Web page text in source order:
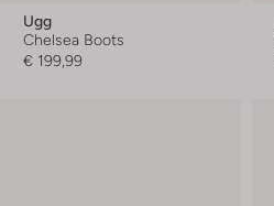
Ugg
Chelsea Boots
€ 199,99